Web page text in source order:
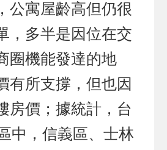
公寓屋齡高但仍很
，多半是因位在交
圈機能發達的地
有所支撐，但也因
房價；據統計，台
中，信義區、士林